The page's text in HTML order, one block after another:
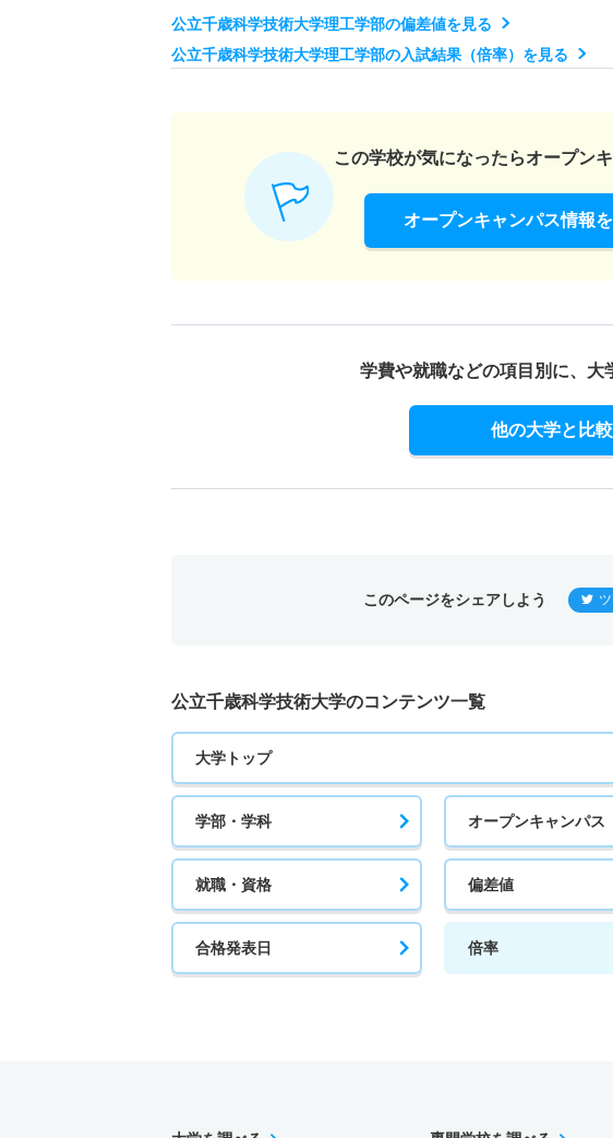
公立千歳科学技術大学理工学部の偏差値を見る
公立千歳科学技術大学理工学部の入試結果（倍率）を見る
この学校が気になったらオープン
オープンキャンパス情報
学費や就職などの項目別に、 大
他の大学と比
このページをシェアしよう
公立千歳科学技術大学のコンテンツ一覧
大学トップ
学部・学科 オープンキャンパス
就職・資格 偏差値
合格発表日 倍率